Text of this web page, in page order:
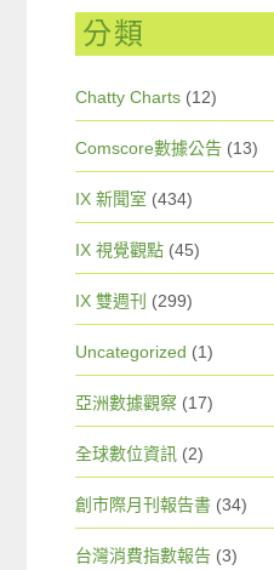
分類
Chatty Charts (12)
Comscore數據公告 (13)
IX 新聞室 (434)
IX 視覺觀點 (45)
IX 雙週刊 (299)
Uncategorized (1)
亞洲數據觀察 (17)
全球數位資訊 (2)
創市際月刊報告書 (34)
台灣消費指數報告 (3)